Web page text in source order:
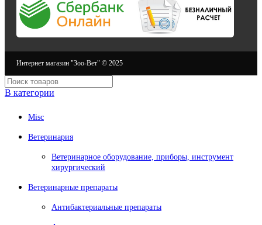
Интернет магазин "Зоо-Вет" © 2025
В категории
Misc
Ветеринария
Ветеринарное оборудование, приборы, инструмент
хирургический
Ветеринарные препараты
Антибактериальные препараты